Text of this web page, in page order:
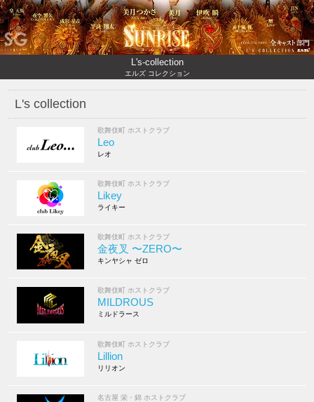
L's-collection
エルズ コレクション
L's collection
歌舞伎町 ホストクラブ
Leo
レオ
歌舞伎町 ホストクラブ
Likey
ライキー
歌舞伎町 ホストクラブ
金夜叉 〜ZERO〜
キンヤシャ ゼロ
歌舞伎町 ホストクラブ
MILDROUS
ミルドラース
歌舞伎町 ホストクラブ
Lillion
リリオン
名古屋 栄・錦 ホストクラブ